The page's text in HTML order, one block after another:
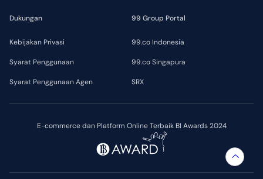
E-commerce dan Platform Online Terbaik BI Awards 2024
Dukungan
Kebijakan Privasi
Syarat Penggunaan
Syarat Penggunaan Agen
99 Group Portal
99.co Indonesia
99.co Singapura
SRX